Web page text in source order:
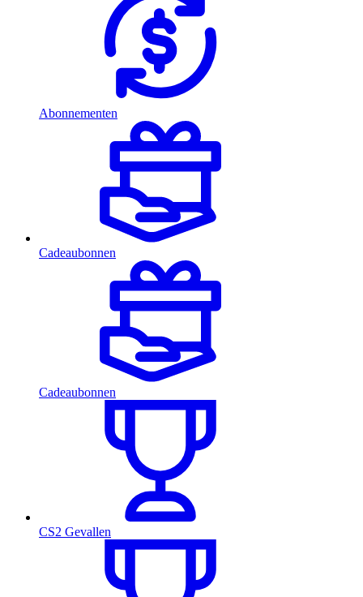
Abonnementen
Cadeaubonnen
Cadeaubonnen
CS2 Gevallen